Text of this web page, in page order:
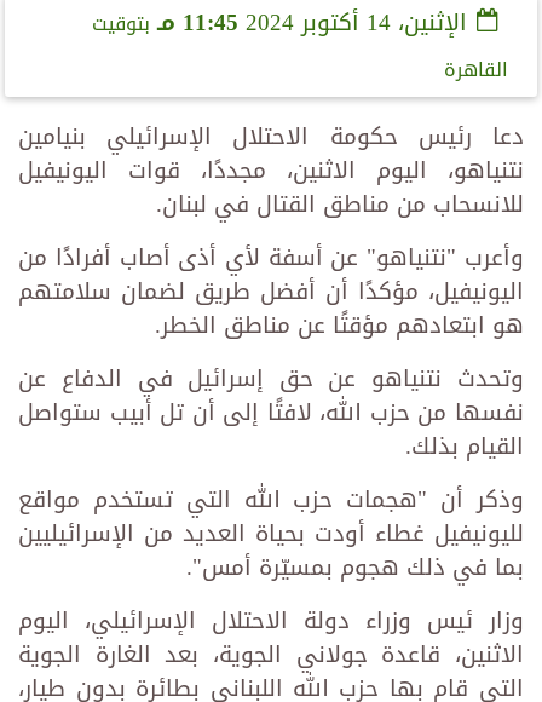
الإثنين، 14 أكتوبر 2024 11:45 مـ
بتوقيت
القاهرة
دعا رئيس حكومة الاحتلال الإسرائيلي بنيامين
نتنياهو، اليوم الاثنين، مجددًا، قوات اليونيفيل
للانسحاب من مناطق القتال في لبنان.
وأعرب "نتنياهو" عن أسفة لأي أذى أصاب أفرادًا من
اليونيفيل، مؤكدًا أن أفضل طريق لضمان سلامتهم
هو ابتعادهم مؤقتًا عن مناطق الخطر.
وتحدث نتنياهو عن حق إسرائيل في الدفاع عن
نفسها من حزب الله، لافتًا إلى أن تل أبيب ستواصل
القيام بذلك.
وذكر أن "هجمات حزب الله التي تستخدم مواقع
لليونيفيل غطاء أودت بحياة العديد من الإسرائيليين
بما في ذلك هجوم بمسيّرة أمس".
وزار ئيس وزراء دولة الاحتلال الإسرائيلي، اليوم
الاثنين، قاعدة جولاني الجوية، بعد الغارة الجوية
التي قام بها حزب الله اللبناني بطائرة بدون طيار،